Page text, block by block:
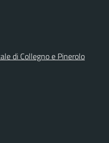
di Collegno e Pinerolo